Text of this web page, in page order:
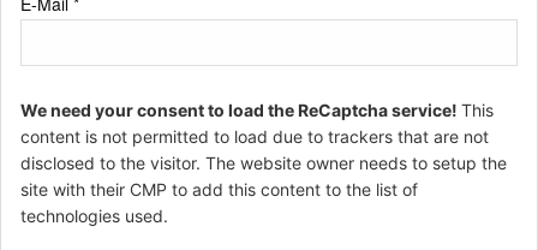
We need your consent to load the ReCaptcha service! This
content is not permitted to load due to trackers that are not
disclosed to the visitor. The website owner needs to setup the
site with their CMP to add this content to the list of
technologies used.